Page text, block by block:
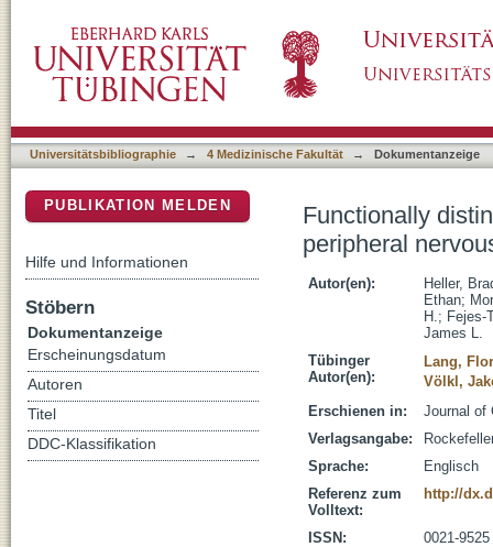
Universitätsbibliographie → 4 Medizinische Fakultät → Dokumentanzeige
Functionally
peripheral
Autor(en):
Heller,
Ethan;
H.; Fejes-
James L.
Tübinger
Autor(en):
Lang,
Völkl,
Erschienen in:
Journal of
Verlagsangabe:
Sprache:
Englisch
Referenz zum
Volltext:
http://
ISSN:
0021-9525
PUBLIKATION MELDEN
Hilfe und Informationen
Stöbern
Dokumentanzeige
Erscheinungsdatum
Autoren
Titel
DDC-Klassifikation